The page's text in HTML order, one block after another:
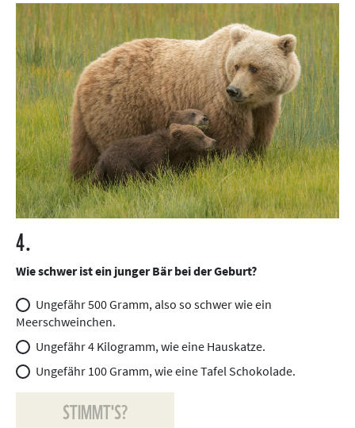
4.
Wie schwer ist ein junger Bär bei der Geburt?
Ungefähr 500 Gramm, also so schwer wie ein
Meerschweinchen.
Ungefähr 4 Kilogramm, wie eine Hauskatze.
Ungefähr 100 Gramm, wie eine Tafel Schokolade.
STIMMT'S?